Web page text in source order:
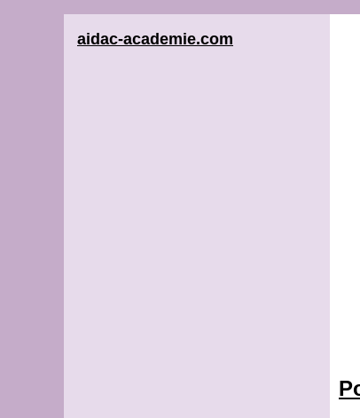
aidac-academie.com